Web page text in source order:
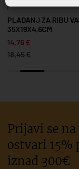
PLADANJ ZA RIBU
35X19X4,6CM
14,76 €
18,45 €
Prijavi se
ostvari 15%
iznad 300€